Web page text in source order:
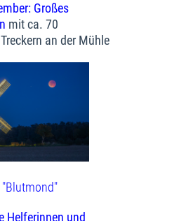
Großes
mit ca. 70
an der Mühle
Helferinnen und